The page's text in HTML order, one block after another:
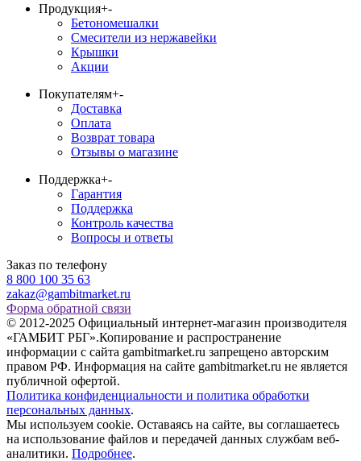
Продукция+-
Бетономешалки
Смесители из нержавейки
Крышки
Акции
Покупателям+-
Доставка
Оплата
Возврат товара
Отзывы о магазине
Поддержка+-
Гарантия
Поддержка
Контроль качества
Вопросы и ответы
Заказ по телефону
8 800 100 35 63
zakaz@gambitmarket.ru
Форма обратной связи
© 2012-2025 Официальный интернет-магазин производителя
«ГАМБИТ РБГ».Копирование и распространение
информации с сайта gambitmarket.ru запрещено авторским
правом РФ. Информация на сайте gambitmarket.ru не является
публичной офертой.
Политика конфиденциальности и политика обработки
персональных данных.
Мы используем cookie. Оставаясь на сайте, вы соглашаетесь
на использование файлов и передачей данных службам веб-
аналитики. Подробнее.